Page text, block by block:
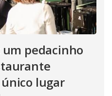
um pedacinho
lugar